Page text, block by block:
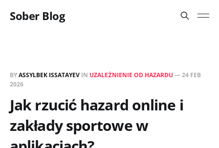
Sober Blog
BYASSYLBEK ISSATAYEV IN UZALEŻNIENIE OD HAZARDU —24 FEB
2026
Jak rzucić hazard online i
zakłady sportowe w